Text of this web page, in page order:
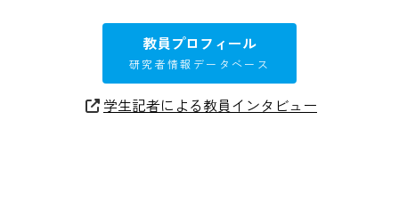
教員プロフィール
研究者情報データベース
学生記者による教員インタビュー